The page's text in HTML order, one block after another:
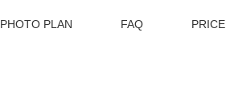
PHOTO PLAN FAQ PRICE